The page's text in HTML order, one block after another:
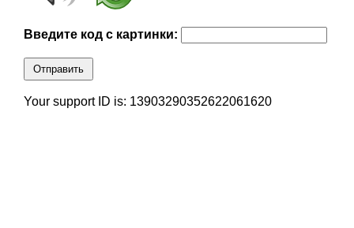
Введите код с картинки:
Отправить
Your support ID is: 13903290352622061620